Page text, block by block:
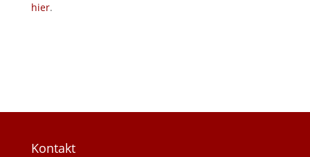
hier.
Kontakt